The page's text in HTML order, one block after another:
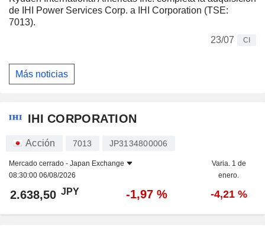
de IHI Power Services Corp. a IHI Corporation (TSE:
7013).
23/07
CI
Más noticias
IHI CORPORATION
Acción 7013 JP3134800006
Mercado cerrado - Japan Exchange
08:30:00 06/08/2026
Varia. 1 de
enero.
2.638,50 JPY -1,97 % -4,21 %